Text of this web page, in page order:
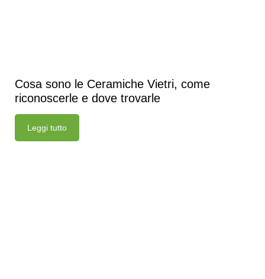
Cosa sono le Ceramiche Vietri, come
riconoscerle e dove trovarle
Leggi tutto